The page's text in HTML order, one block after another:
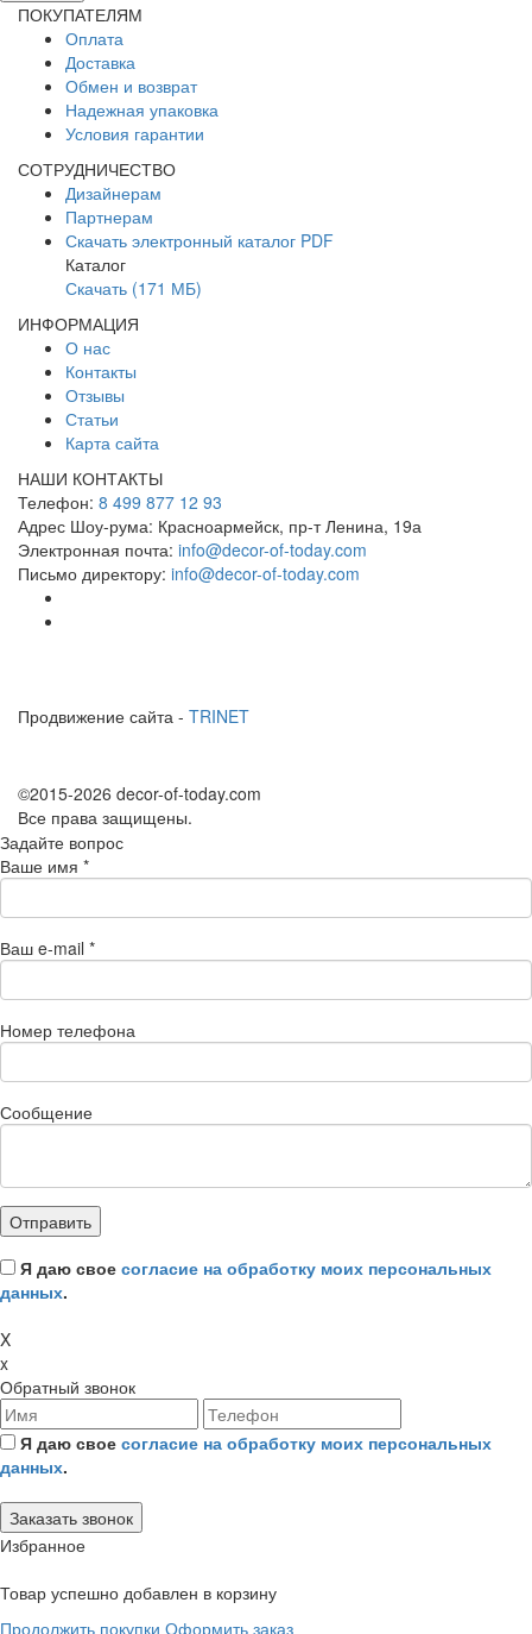
ПОКУПАТЕЛЯМ
Оплата
Доставка
Обмен и возврат
Надежная упаковка
Условия гарантии
СОТРУДНИЧЕСТВО
Дизайнерам
Партнерам
Скачать электронный каталог PDF
Каталог
Скачать (171 МБ)
ИНФОРМАЦИЯ
О нас
Контакты
Отзывы
Статьи
Карта сайта
НАШИ КОНТАКТЫ
Телефон: 8 499 877 12 93
Адрес Шоу-рума: Красноармейск, пр-т Ленина, 19а
Электронная почта: info@decor-of-today.com
Письмо директору: info@decor-of-today.com
Продвижение сайта - TRINET
©2015-2026 decor-of-today.com
Все права защищены.
Задайте вопрос
Ваше имя *
Ваш e-mail *
Номер телефона
Сообщение
Я даю свое согласие на обработку моих персональных
данных.
X
x
Обратный звонок
Я даю свое согласие на обработку моих персональных
данных.
Избранное
Товар успешно добавлен в корзину
Продолжить покупки Оформить заказ